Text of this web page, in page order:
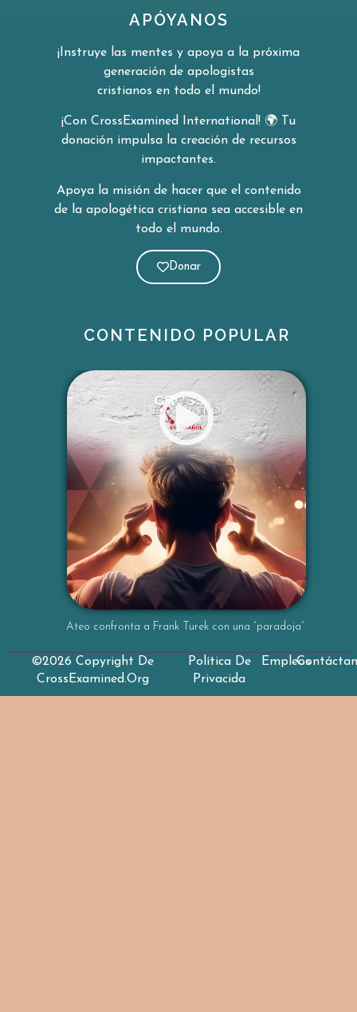
APÓYANOS
¡Instruye las mentes y apoya a la próxima
generación de apologistas
cristianos en todo el mundo!
¡Con CrossExamined International! 🌍 Tu
donación impulsa la creación de recursos
impactantes.
Apoya la misión de hacer que el contenido
de la apologética cristiana sea accesible en
todo el mundo.
Donar
CONTENIDO POPULAR
Ateo confronta a Frank Turek con una “paradoja”
©2026 Copyright De
CrossExamined.org
Política De
Privacida
Empleos